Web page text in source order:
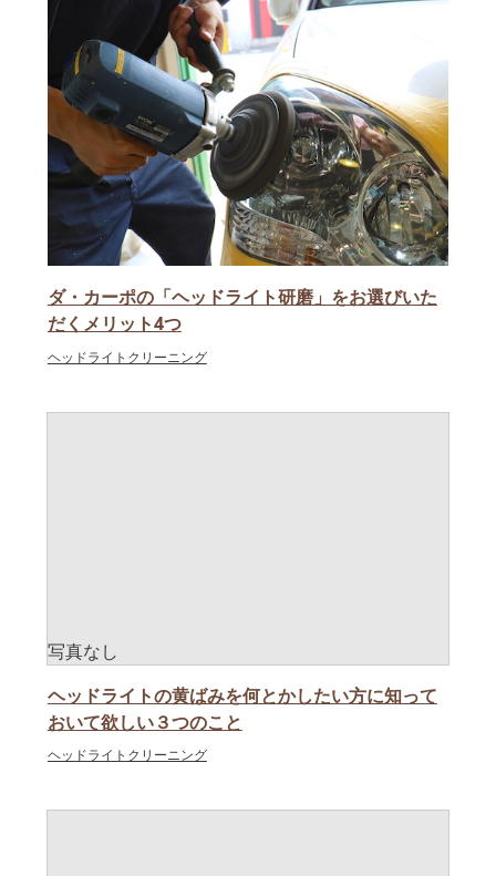
ダ・カーポの「ヘッドライト研磨」をお選びいた
だくメリット4つ
ヘッドライトクリーニング
ヘッドライトの黄ばみを何とかしたい方に知って
おいて欲しい３つのこと
ヘッドライトクリーニング